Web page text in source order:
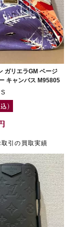
ガリエラGM ベージ
キャンバス M95805
)
引の買取実績